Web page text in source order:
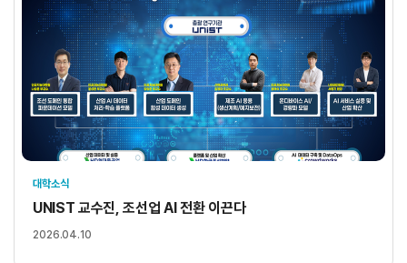
대학소식
UNIST 교수진, 조선업 AI 전환 이끈다
2026.04.10